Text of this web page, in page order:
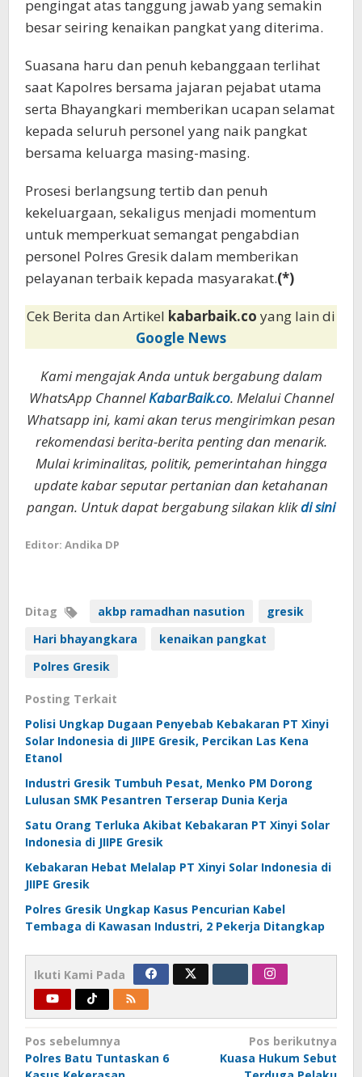
pengingat atas tanggung jawab yang semakin
besar seiring kenaikan pangkat yang diterima.
Suasana haru dan penuh kebanggaan terlihat
saat Kapolres bersama jajaran pejabat utama
serta Bhayangkari memberikan ucapan selamat
kepada seluruh personel yang naik pangkat
bersama keluarga masing-masing.
Prosesi berlangsung tertib dan penuh
kekeluargaan, sekaligus menjadi momentum
untuk memperkuat semangat pengabdian
personel Polres Gresik dalam memberikan
pelayanan terbaik kepada masyarakat.(*)
Cek Berita dan Artikel kabarbaik.co yang lain di
Google News
Kami mengajak Anda untuk bergabung dalam
WhatsApp ChannelKabarBaik.co. Melalui Channel
Whatsapp ini, kami akan terus mengirimkan pesan
rekomendasi berita-berita penting dan menarik.
Mulai kriminalitas, politik, pemerintahan hingga
update kabar seputar pertanian dan ketahanan
pangan. Untuk dapat bergabung silakan klikdi sini
Editor: Andika DP
Ditag akbp ramadhan nasution
gresik
Hari bhayangkara
kenaikan pangkat
Polres Gresik
Posting Terkait
Polisi Ungkap Dugaan Penyebab Kebakaran PT Xinyi
Solar Indonesia di JIIPE Gresik, Percikan Las Kena
Etanol
Industri Gresik Tumbuh Pesat, Menko PM Dorong
Lulusan SMK Pesantren Terserap Dunia Kerja
Satu Orang Terluka Akibat Kebakaran PT Xinyi Solar
Indonesia di JIIPE Gresik
Kebakaran Hebat Melalap PT Xinyi Solar Indonesia di
JIIPE Gresik
Polres Gresik Ungkap Kasus Pencurian Kabel
Tembaga di Kawasan Industri, 2 Pekerja Ditangkap
Ikuti Kami Pada
Navigasi
pos
Pos sebelumnya
Polres Batu Tuntaskan 6
Pos berikutnya
Kuasa Hukum Sebut